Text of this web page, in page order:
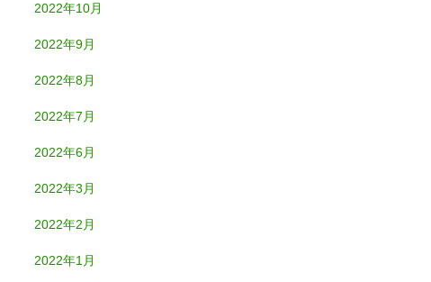
2022年10月
2022年9月
2022年8月
2022年7月
2022年6月
2022年3月
2022年2月
2022年1月